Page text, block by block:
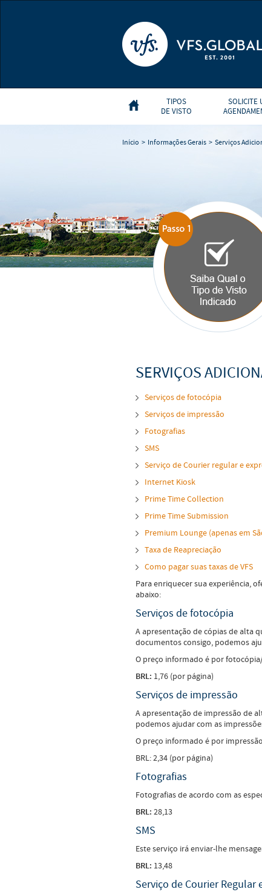
TIPOS
DE VISTO
SOLICITE
Início > Informações Gerais > Serviços
SERVIÇOS
Serviços de fotocópia
Serviços de impressão
Fotografias
SMS
Serviço de Courier regular e
Internet Kiosk
Prime Time Collection
Prime Time Submission
Premium Lounge (apenas em
Taxa de Reapreciação
Como pagar suas taxas de VFS
Para enriquecer sua experiência,
abaixo:
Serviços de fotocópia
A apresentação de cópias de alta
documentos consigo, podemos
O preço informado é por
BRL: 1,76 (por página)
Serviços de impressão
A apresentação de impressão de
podemos ajudar com as
O preço informado é por
BRL: 2,34 (por página)
Fotografias
Fotografias de acordo com as
BRL: 28,13
SMS
Este serviço irá enviar-lhe
BRL: 13,48
Serviço de Courier Regular